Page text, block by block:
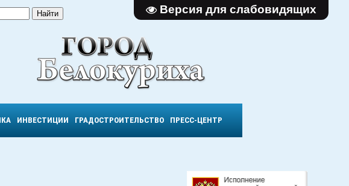
Версия для слабовидящих
ИНВЕСТИЦИИ ГРАДОСТРОИТЕЛЬСТВО ПРЕСС-ЦЕНТР